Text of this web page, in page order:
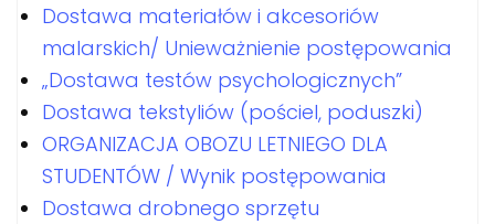
Dostawa materiałów i akcesoriów
malarskich/ Unieważnienie postępowania
„Dostawa testów psychologicznych”
Dostawa tekstyliów (pościel, poduszki)
ORGANIZACJA OBOZU LETNIEGO DLA
STUDENTÓW / Wynik postępowania
Dostawa drobnego sprzętu